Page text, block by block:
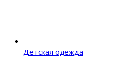
Детская одежда